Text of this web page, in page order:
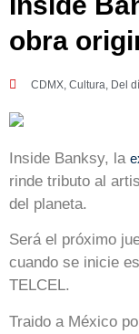
obra
CDMX, Cultura, Del
Inside Banksy, la
rinde tributo al
del planeta.
Será el próximo
cuando se inicie
TELCEL.
Traido a México